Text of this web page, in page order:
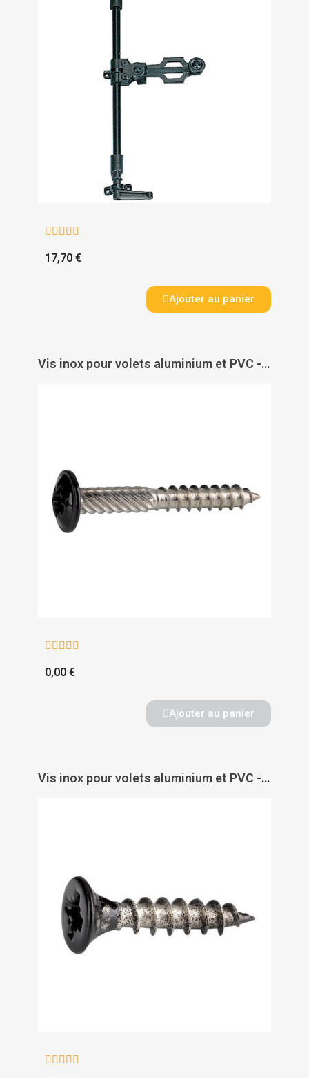
    
17,70 €
Ajouter au panier
Vis inox pour volets aluminium et PVC - TORBEL
    
0,00 €
Ajouter au panier
Vis inox pour volets aluminium et PVC - TORBEL
    